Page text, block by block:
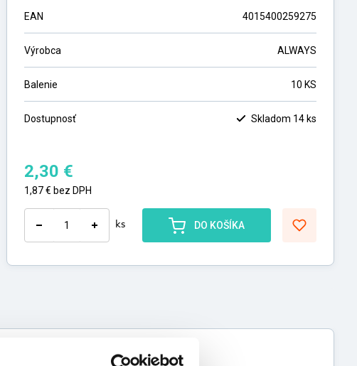
EAN 4015400259275
Výrobca ALWAYS
Balenie 10 KS
Dostupnosť Skladom 14 ks
2,30 €
1,87€ bez DPH
ks DO KOŠÍKA